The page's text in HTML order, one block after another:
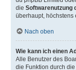
die Softwarenutzung
überhaupt, höchstens
Nach oben
Wie kann ich einen
Alle Benutzer des
die Funktion durch